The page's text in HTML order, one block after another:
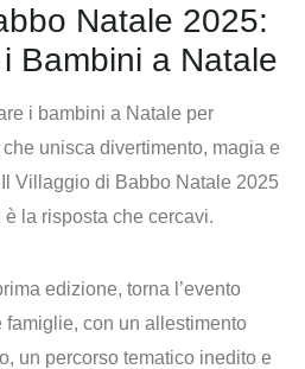
Natale 2025:
Bambini a Natale
i bambini a Natale per
unisca divertimento, magia e
Villaggio di Babbo Natale 2025
la risposta che cercavi.
edizione, torna l’evento
famiglie, con un allestimento
, un percorso tematico inedito e